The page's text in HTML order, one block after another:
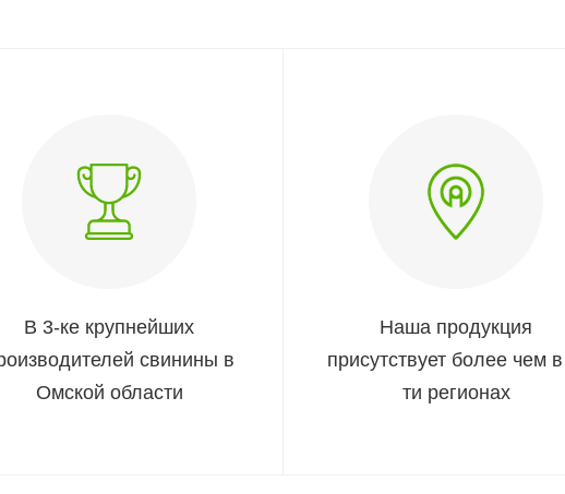
В 3-ке крупнейших
свинины в
Омской области
Наша продукция
присутствует более чем
ти регионах